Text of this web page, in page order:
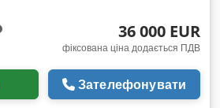
36 000 EUR
фіксована ціна додається ПДВ
Зателефонувати